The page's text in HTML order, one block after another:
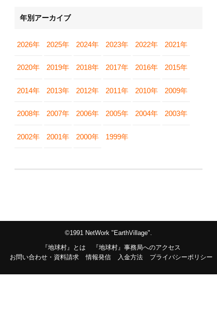
年別アーカイブ
2026年 2025年 2024年 2023年 2022年 2021年
2020年 2019年 2018年 2017年 2016年 2015年
2014年 2013年 2012年 2011年 2010年 2009年
2008年 2007年 2006年 2005年 2004年 2003年
2002年 2001年 2000年 1999年
©1991 NetWork "EarthVillage".
『地球村』とは
『地球村』事務局へのアクセス
お問い合わせ・資料請求
情報発信 入金方法 プライバシーポリシー